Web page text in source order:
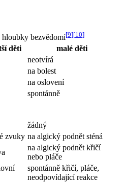
hloubky bezvědomí[9][10]
děti
malé děti
neotvírá
na bolest
na oslovení
spontánně
žádný
zvuky na algický podnět sténá
na algický podnět křičí
nebo pláče
spontánně křičí, pláče,
neodpovídající reakce